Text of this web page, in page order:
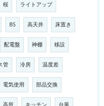
桜 ライトアップ
BS 高天井 床置き
配電盤 神棚 移設
管 冷房 温度差
電気使用 部品交換
高所 キッチン 台風